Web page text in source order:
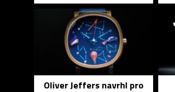
Oliver Jeffers navrhl pro